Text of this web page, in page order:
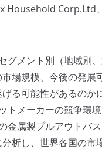
Household
グメント別（地域別
場規模、今後の発
る可能性があるのか
メーカーの競争環
金属製プルアウトバ
析し、世界各国の